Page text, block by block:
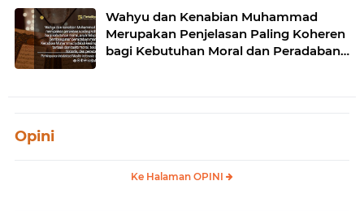
Wahyu dan Kenabian Muhammad
Merupakan Penjelasan Paling Koheren
bagi Kebutuhan Moral dan Peradaban
Opini
Ke Halaman OPINI